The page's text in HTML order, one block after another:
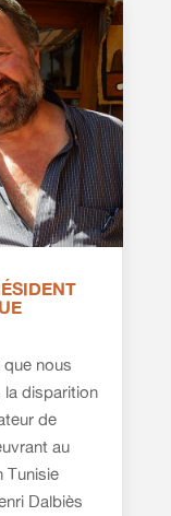
nous
la disparition
de
au
Tunisie
Dalbiès